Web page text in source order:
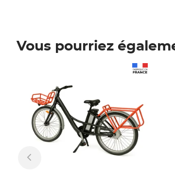
Vous pourriez